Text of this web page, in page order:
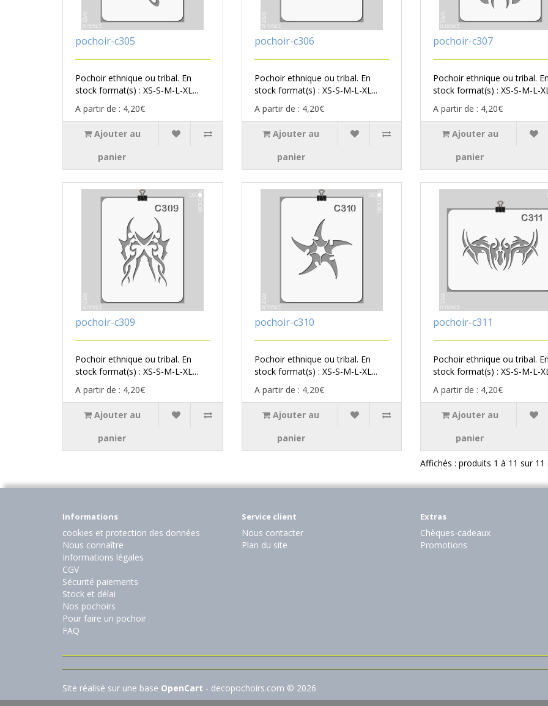
pochoir-c305
Pochoir ethnique ou tribal. En
stock format(s) : XS-S-M-L-XL...
A partir de : 4,20€
Ajouter au
panier
pochoir-c306
Pochoir ethnique ou tribal. En
stock format(s) : XS-S-M-L-XL...
A partir de : 4,20€
Ajouter au
panier
pochoir-c307
Pochoir ethnique ou tribal. En
stock format(s) : XS-S-M-L-
A partir de : 4,20€
Ajouter au
panier
pochoir-c309
Pochoir ethnique ou tribal. En
stock format(s) : XS-S-M-L-XL...
A partir de : 4,20€
Ajouter au
panier
pochoir-c310
Pochoir ethnique ou tribal. En
stock format(s) : XS-S-M-L-XL...
A partir de : 4,20€
Ajouter au
panier
pochoir-c311
Pochoir ethnique ou tribal. En
stock format(s) : XS-S-M-L-
A partir de : 4,20€
Ajouter au
panier
Affichés : produits 1 à 11 sur 11
Informations
cookies et protection des données
Nous connaître
Informations légales
CGV
Sécurité paiements
Stock et délai
Nos pochoirs
Pour faire un pochoir
FAQ
Service client
Nous contacter
Plan du site
Extras
Chèques-cadeaux
Promotions
Site réalisé sur une base OpenCart - decopochoirs.com © 2026